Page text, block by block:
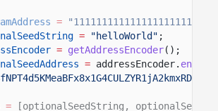
=
= "helloWorld" ;
= getAddressEncoder();
= addressEncoder. encode
=
[optionalSeedString,